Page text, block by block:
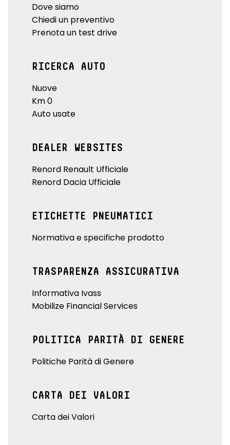
Dove siamo
Chiedi un preventivo
Prenota un test drive
RICERCA AUTO
Nuove
Km 0
Auto usate
DEALER WEBSITES
Renord Renault Ufficiale
Renord Dacia Ufficiale
ETICHETTE PNEUMATICI
Normativa e specifiche prodotto
TRASPARENZA ASSICURATIVA
Informativa Ivass
Mobilize Financial Services
POLITICA PARITÀ DI GENERE
Politiche Parità di Genere
CARTA DEI VALORI
Carta dei Valori